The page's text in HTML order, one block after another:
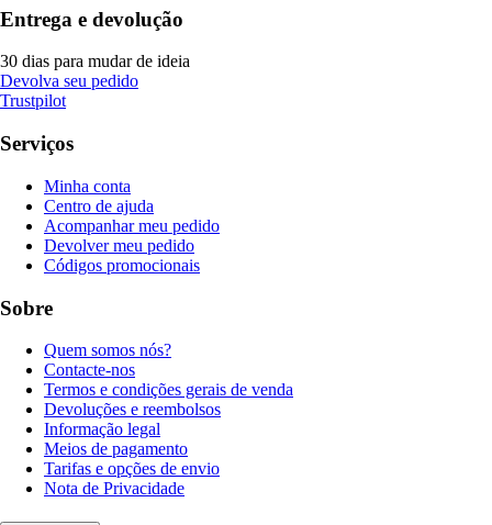
Entrega e devolução
30 dias para mudar de ideia
Devolva seu pedido
Trustpilot
Serviços
Minha conta
Centro de ajuda
Acompanhar meu pedido
Devolver meu pedido
Códigos promocionais
Sobre
Quem somos nós?
Contacte-nos
Termos e condições gerais de venda
Devoluções e reembolsos
Informação legal
Meios de pagamento
Tarifas e opções de envio
Nota de Privacidade